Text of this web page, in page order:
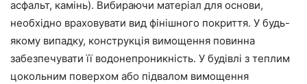
асфальт, камінь). Вибираючи матеріал для основи,
необхідно враховувати вид фінішного покриття. У будь-
якому випадку, конструкція вимощення повинна
забезпечувати її водонепроникність. У будівлі з теплим
цокольним поверхом або підвалом вимощення